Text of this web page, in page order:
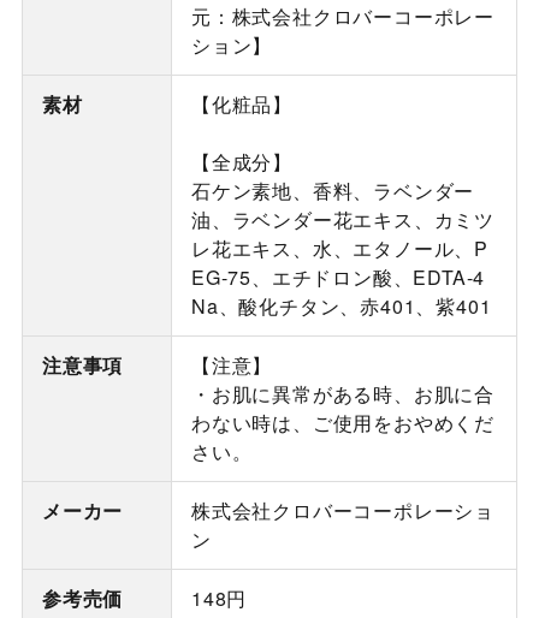
元：株式会社クロバーコーポレー
ション】
素材 【化粧品】
【全成分】
石ケン素地、香料、ラベンダー
油、ラベンダー花エキス、カミツ
レ花エキス、水、エタノール、P
EG-75、エチドロン酸、EDTA-4
Na、酸化チタン、赤401、紫401
注意事項
【注意】
・お肌に異常がある時、お肌に合
わない時は、ご使用をおやめくだ
さい。
メーカー
株式会社クロバーコーポレーショ
ン
参考売価 148円